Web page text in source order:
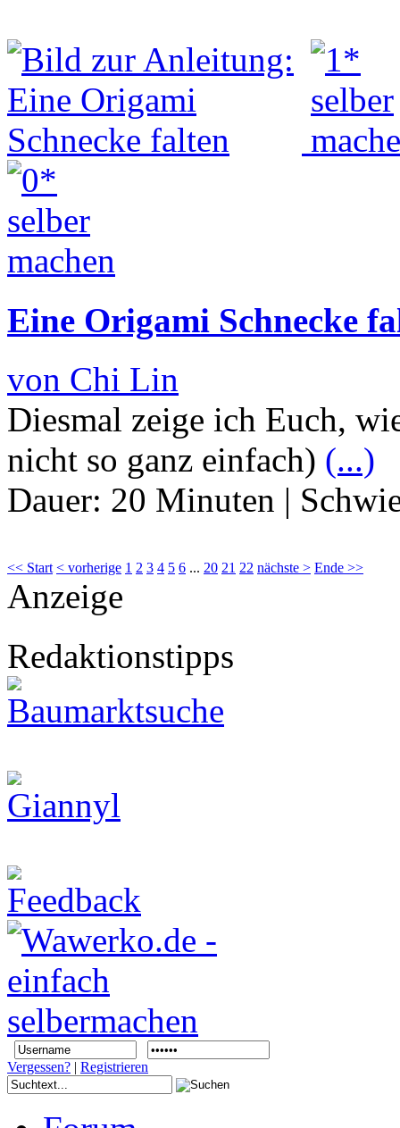
Eine Origami Schnecke
von Chi Lin
Diesmal zeige ich Euch,
nicht so ganz einfach) (...)
Dauer: 20 Minuten |
<< Start < vorherige 1 2 3 4 5 6 ... 20 21 22 nächste > Ende >>
Anzeige
Redaktionstipps
Vergessen? | Registrieren